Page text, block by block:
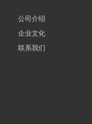
公司介绍
企业文化
联系我们